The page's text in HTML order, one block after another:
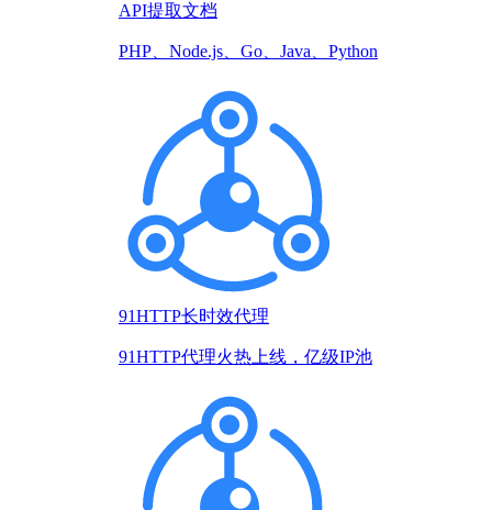
API提取文档
PHP、Node.js、Go、Java、Python
91HTTP长时效代理
91HTTP代理火热上线，亿级IP池